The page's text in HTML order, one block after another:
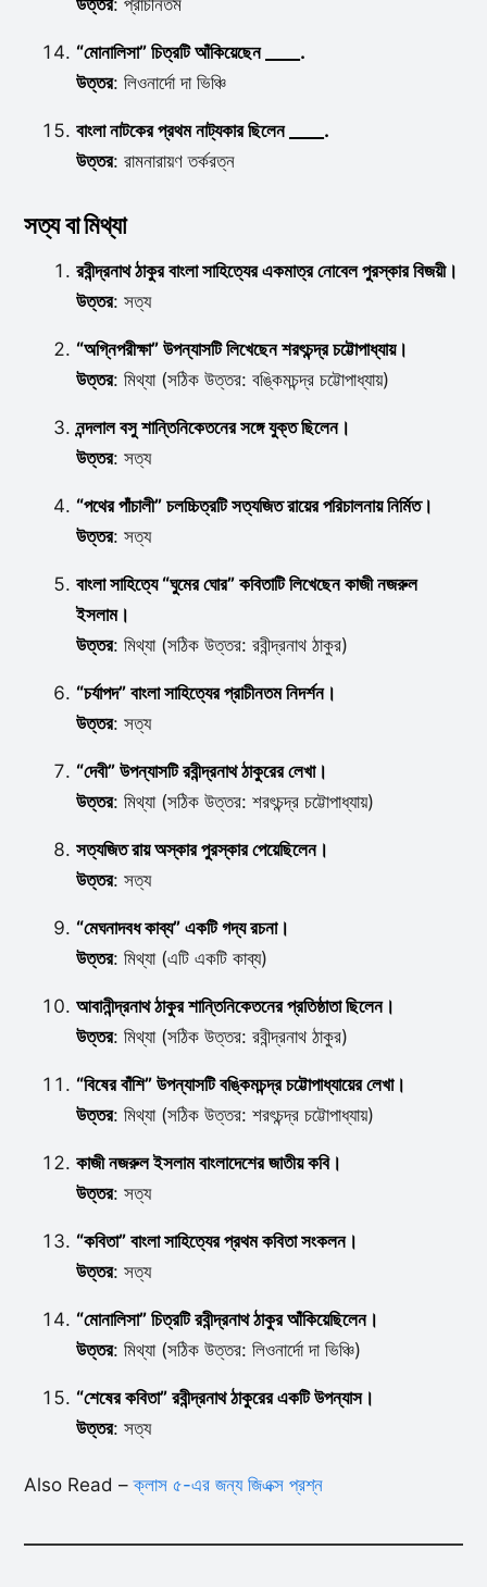
উত্তর: প্রাচীনতম
“মোনালিসা” চিত্রটি আঁকিয়েছেন ____.
উত্তর: লিওনার্দো দা ভিঞ্চি
বাংলা নাটকের প্রথম নাট্যকার ছিলেন ____.
উত্তর: রামনারায়ণ তর্করত্ন
সত্য বা মিথ্যা
রবীন্দ্রনাথ ঠাকুর বাংলা সাহিত্যের একমাত্র নোবেল পুরস্কার বিজয়ী।
উত্তর: সত্য
“অগ্নিপরীক্ষা” উপন্যাসটি লিখেছেন শরৎচন্দ্র চট্টোপাধ্যায়।
উত্তর: মিথ্যা (সঠিক উত্তর: বঙ্কিমচন্দ্র চট্টোপাধ্যায়)
নন্দলাল বসু শান্তিনিকেতনের সঙ্গে যুক্ত ছিলেন।
উত্তর: সত্য
“পথের পাঁচালী” চলচ্চিত্রটি সত্যজিত রায়ের পরিচালনায় নির্মিত।
উত্তর: সত্য
বাংলা সাহিত্যে “ঘুমের ঘোর” কবিতাটি লিখেছেন কাজী নজরুল
ইসলাম।
উত্তর: মিথ্যা (সঠিক উত্তর: রবীন্দ্রনাথ ঠাকুর)
“চর্যাপদ” বাংলা সাহিত্যের প্রাচীনতম নিদর্শন।
উত্তর: সত্য
“দেবী” উপন্যাসটি রবীন্দ্রনাথ ঠাকুরের লেখা।
উত্তর: মিথ্যা (সঠিক উত্তর: শরৎচন্দ্র চট্টোপাধ্যায়)
সত্যজিত রায় অস্কার পুরস্কার পেয়েছিলেন।
উত্তর: সত্য
“মেঘনাদবধ কাব্য” একটি গদ্য রচনা।
উত্তর: মিথ্যা (এটি একটি কাব্য)
আবানীন্দ্রনাথ ঠাকুর শান্তিনিকেতনের প্রতিষ্ঠাতা ছিলেন।
উত্তর: মিথ্যা (সঠিক উত্তর: রবীন্দ্রনাথ ঠাকুর)
“বিষের বাঁশি” উপন্যাসটি বঙ্কিমচন্দ্র চট্টোপাধ্যায়ের লেখা।
উত্তর: মিথ্যা (সঠিক উত্তর: শরৎচন্দ্র চট্টোপাধ্যায়)
কাজী নজরুল ইসলাম বাংলাদেশের জাতীয় কবি।
উত্তর: সত্য
“কবিতা” বাংলা সাহিত্যের প্রথম কবিতা সংকলন।
উত্তর: সত্য
“মোনালিসা” চিত্রটি রবীন্দ্রনাথ ঠাকুর আঁকিয়েছিলেন।
উত্তর: মিথ্যা (সঠিক উত্তর: লিওনার্দো দা ভিঞ্চি)
“শেষের কবিতা” রবীন্দ্রনাথ ঠাকুরের একটি উপন্যাস।
উত্তর: সত্য
Also Read –ক্লাস ৫-এর জন্য জিএক্স প্রশ্ন